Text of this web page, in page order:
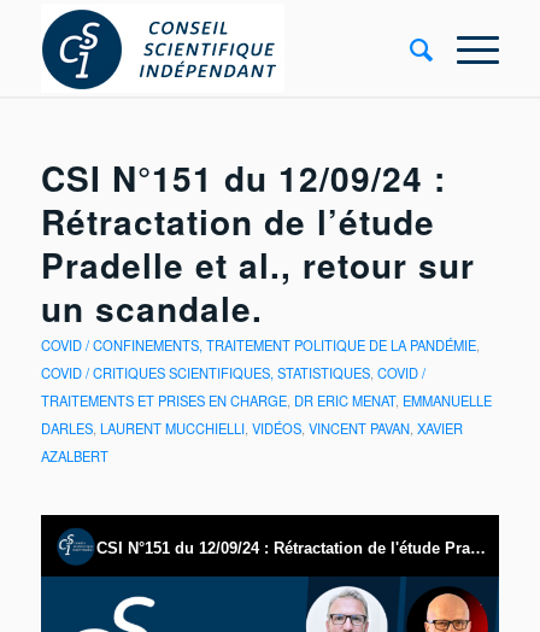
CSI N°151 du 12/09/24 :
Rétractation de l’étude
Pradelle et al., retour sur
un scandale.
COVID / CONFINEMENTS, TRAITEMENT POLITIQUE DE LA PANDÉMIE,
COVID / CRITIQUES SCIENTIFIQUES, STATISTIQUES, COVID /
TRAITEMENTS ET PRISES EN CHARGE, DR ERIC MENAT, EMMANUELLE
DARLES, LAURENT MUCCHIELLI, VIDÉOS, VINCENT PAVAN, XAVIER
AZALBERT